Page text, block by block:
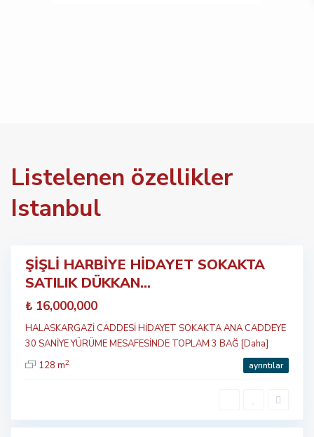
Listelenen özellikler
Istanbul
Öne
çıkan
ŞİŞLİ HARBİYE HİDAYET SOKAKTA
SATILIK DÜKKAN...
₺ 16,000,000
HALASKARGAZİ CADDESİ HİDAYET SOKAKTA ANA CADDEYE
30 SANİYE YÜRÜME MESAFESİNDE TOPLAM 3 BAĞ [Daha]
128 m2 ayrıntılar
İ